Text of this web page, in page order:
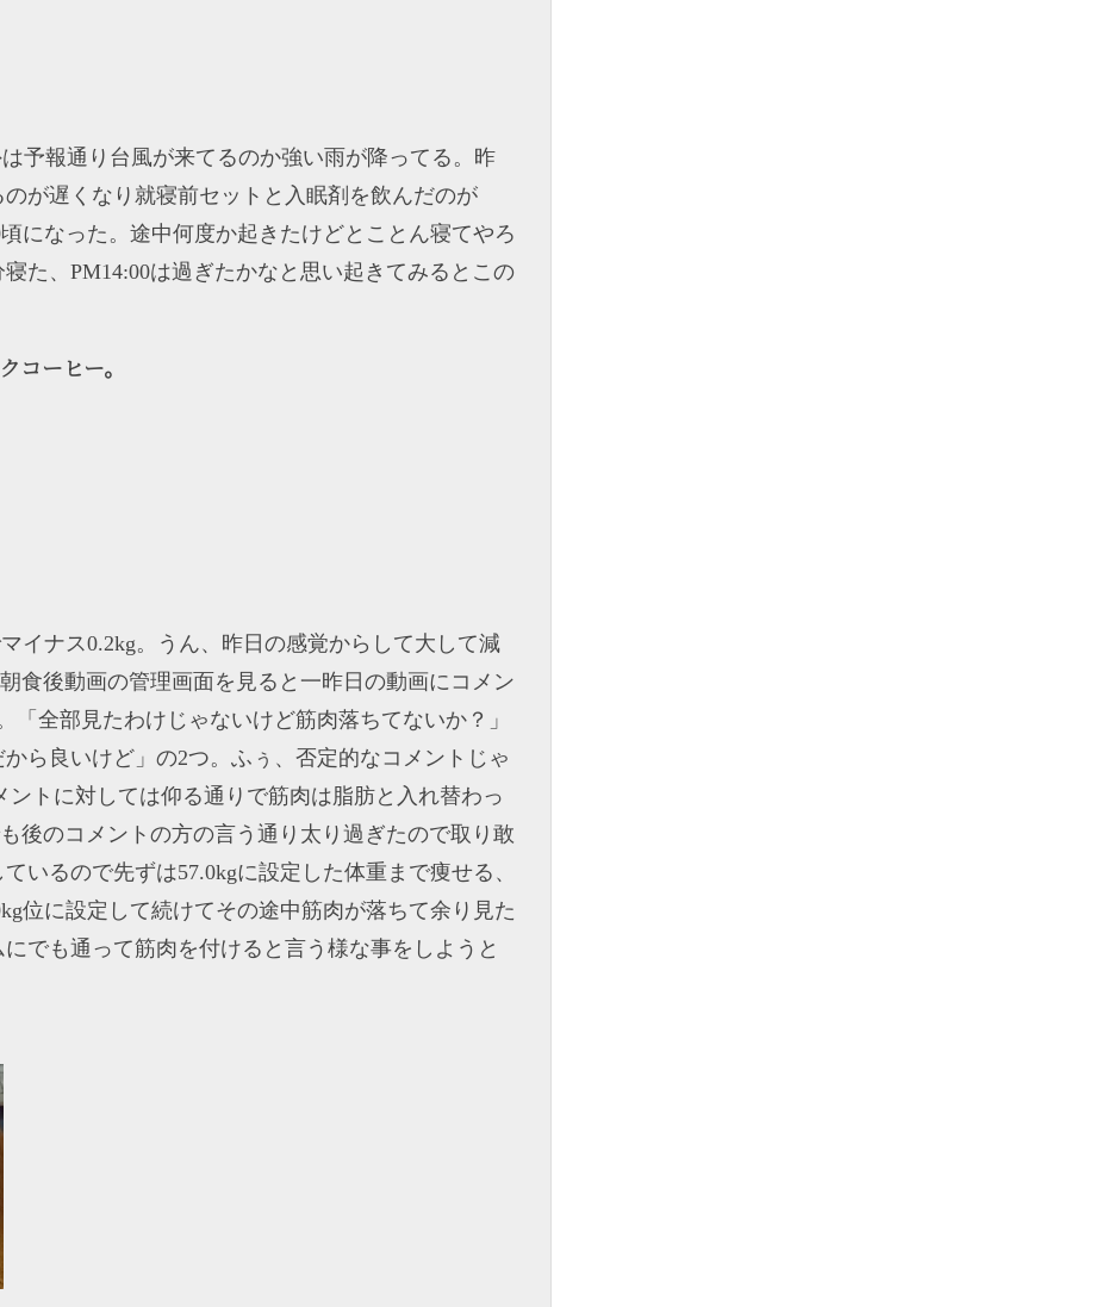
予報通り台風が来てるのか強い雨が降ってる。昨
が遅くなり就寝前セットと入眠剤を飲んだのが
になった。途中何度か起きたけどとことん寝てやろ
た、PM14:00は過ぎたかなと思い起きてみるとこの
コーヒー。
イナス0.2kg。うん、昨日の感覚からして大して減
食後動画の管理画面を見ると一昨日の動画にコメン
「全部見たわけじゃないけど筋肉落ちてないか？」
ら良いけど」の2つ。ふぅ、否定的なコメントじゃ
ントに対しては仰る通りで筋肉は脂肪と入れ替わっ
後のコメントの方の言う通り太り過ぎたので取り敢
いるので先ずは57.0kgに設定した体重まで痩せる、
位に設定して続けてその途中筋肉が落ちて余り見た
でも通って筋肉を付けると言う様な事をしようと